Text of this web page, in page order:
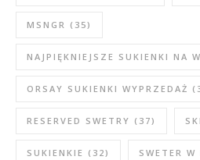
MSNGR (35)
NAJPIĘKNIEJSZE SUKIENKI NA
ORSAY SUKIENKI WYPRZEDAŻ
RESERVED SWETRY (37)
SUKIENKIE (32) SWETER W